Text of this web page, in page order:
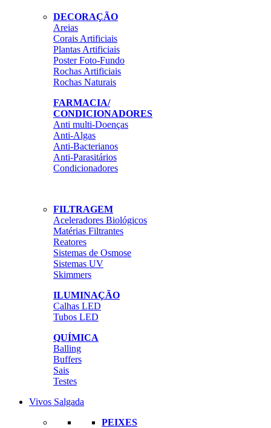
DECORAÇÃO
Areias
Corais Artificiais
Plantas Artificiais
Poster Foto-Fundo
Rochas Artificiais
Rochas Naturais
FARMACIA/
CONDICIONADORES
Anti multi-Doenças
Anti-Algas
Anti-Bacterianos
Anti-Parasitários
Condicionadores
FILTRAGEM
Aceleradores Biológicos
Matérias Filtrantes
Reatores
Sistemas de Osmose
Sistemas UV
Skimmers
ILUMINAÇÃO
Calhas LED
Tubos LED
QUÍMICA
Balling
Buffers
Sais
Testes
Vivos Salgada
PEIXES